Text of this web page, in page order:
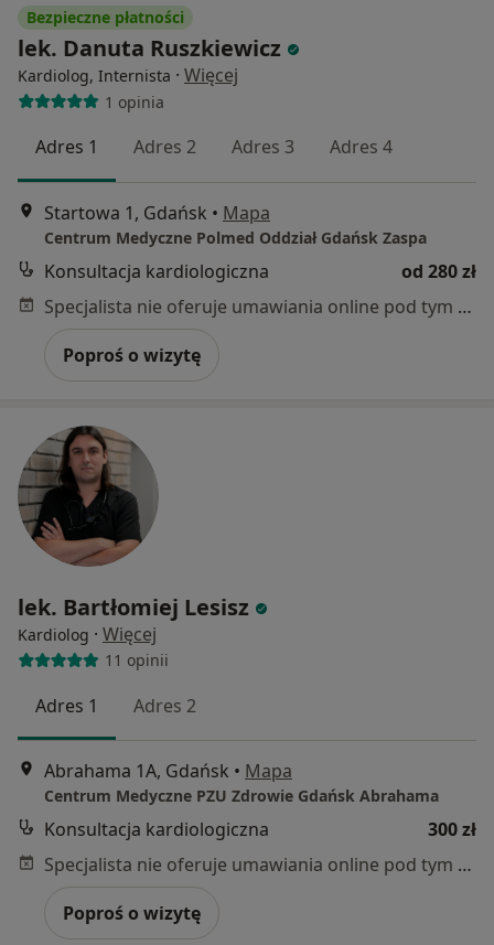
Bezpieczne płatności
lek. Danuta Ruszkiewicz
Kardiolog, Internista · Więcej
1 opinia
Adres 1 Adres 2 Adres 3 Adres 4
Startowa 1, Gdańsk • Mapa
Centrum Medyczne Polmed Oddział Gdańsk Zaspa
Konsultacja kardiologiczna
od 280 zł
Specjalista nie oferuje umawiania online pod tym adresem.
Poproś o wizytę
lek. Bartłomiej Lesisz
Kardiolog · Więcej
11 opinii
Adres 1 Adres 2
Abrahama 1A, Gdańsk • Mapa
Centrum Medyczne PZU Zdrowie Gdańsk Abrahama
Konsultacja kardiologiczna
300 zł
Specjalista nie oferuje umawiania online pod tym adresem.
Poproś o wizytę